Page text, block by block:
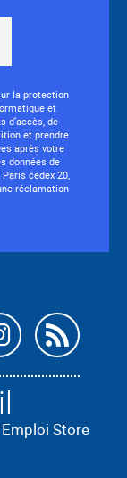
la protection
et
d’accès, de
et prendre
après votre
données de
cedex 20,
réclamation
nous
nos
Emploi Store